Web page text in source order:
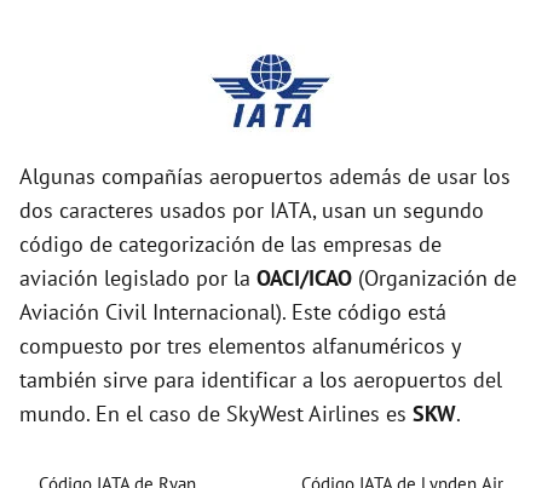
Algunas compañías aeropuertos además de usar los
dos caracteres usados por IATA, usan un segundo
código de categorización de las empresas de
aviación legislado por la OACI/ICAO (Organización de
Aviación Civil Internacional). Este código está
compuesto por tres elementos alfanuméricos y
también sirve para identificar a los aeropuertos del
mundo. En el caso de SkyWest Airlines es SKW.